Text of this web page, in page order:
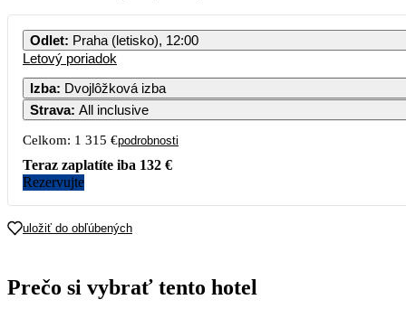
Odlet: Praha (letisko), 12:00
Letový poriadok
Izba: Dvojlôžková izba
Strava: All inclusive
Celkom: 1 315 €podrobnosti
Teraz zaplatíte iba 132 €
Rezervujte
uložiť do obľúbených
Prečo si vybrať tento hotel